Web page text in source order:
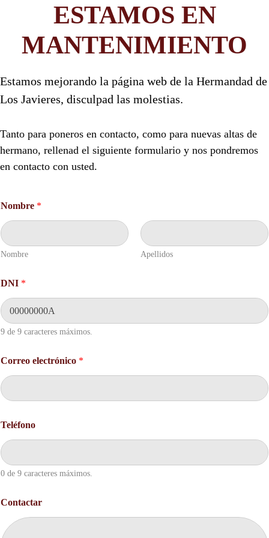
ESTAMOS EN
MANTENIMIENTO
Estamos mejorando la página web de la Hermandad de
Los Javieres, disculpad las molestias.
Tanto para poneros en contacto, como para nuevas altas de
hermano, rellenad el siguiente formulario y nos pondremos
en contacto con usted.
N
C
o
n
c
a
r
T
l
f
o
Nombre *
Nombre Apellidos
DNI *
9 de 9 caracteres máximos.
Correo electrónico *
Teléfono
0 de 9 caracteres máximos.
Contactar